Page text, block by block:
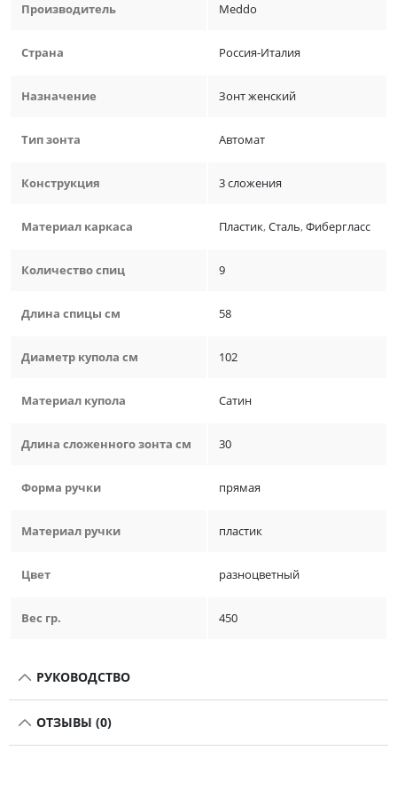
Производитель Meddo
Страна Россия-Италия
Назначение Зонт женский
Тип зонта Автомат
Конструкция 3 сложения
Материал каркаса Пластик,Сталь,Фибергласс
Количество спиц 9
Длина спицы см 58
Диаметр купола см 102
Материал купола Сатин
Длина сложенного зонта см 30
Форма ручки прямая
Материал ручки пластик
Цвет разноцветный
Вес гр. 450
РУКОВОДСТВО
ОТЗЫВЫ (0)